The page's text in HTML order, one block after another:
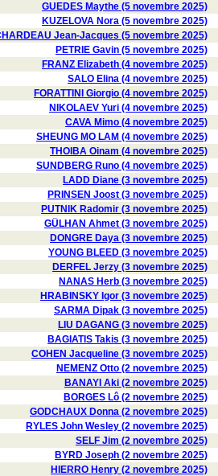
GUEDES Maythe (5 novembre 2025)
KUZELOVA Nora (5 novembre 2025)
Jean-Jacques (5 novembre 2025)
PETRIE Gavin (5 novembre 2025)
FRANZ Elizabeth (4 novembre 2025)
SALO Elina (4 novembre 2025)
FORATTINI Giorgio (4 novembre 2025)
NIKOLAEV Yuri (4 novembre 2025)
CAVA Mimo (4 novembre 2025)
SHEUNG MO LAM (4 novembre 2025)
THOIBA Oinam (4 novembre 2025)
SUNDBERG Runo (4 novembre 2025)
LADD Diane (3 novembre 2025)
PRINSEN Joost (3 novembre 2025)
PUTNIK Radomir (3 novembre 2025)
GÜLHAN Ahmet (3 novembre 2025)
DONGRE Daya (3 novembre 2025)
YOUNG BLEED (3 novembre 2025)
DERFEL Jerzy (3 novembre 2025)
NANAS Herb (3 novembre 2025)
HRABINSKY Igor (3 novembre 2025)
SARMA Dipak (3 novembre 2025)
LIU DAGANG (3 novembre 2025)
BAGIATIS Takis (3 novembre 2025)
COHEN Jacqueline (3 novembre 2025)
NEMENZ Otto (2 novembre 2025)
BANAYI Aki (2 novembre 2025)
BORGES Lô (2 novembre 2025)
GODCHAUX Donna (2 novembre 2025)
RYLES John Wesley (2 novembre 2025)
SELF Jim (2 novembre 2025)
BYRD Joseph (2 novembre 2025)
HIERRO Henry (2 novembre 2025)